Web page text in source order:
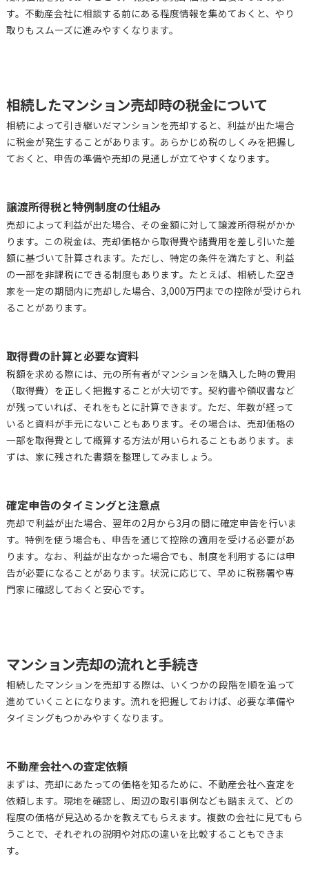
す。不動産会社に相談する前にある程度情報を集めておくと、やり
取りもスムーズに進みやすくなります。
相続したマンション売却時の税金について
相続によって引き継いだマンションを売却すると、利益が出た場合
に税金が発生することがあります。あらかじめ税のしくみを把握し
ておくと、申告の準備や売却の見通しが立てやすくなります。
譲渡所得税と特例制度の仕組み
売却によって利益が出た場合、その金額に対して譲渡所得税がかか
ります。この税金は、売却価格から取得費や諸費用を差し引いた差
額に基づいて計算されます。ただし、特定の条件を満たすと、利益
の一部を非課税にできる制度もあります。たとえば、相続した空き
家を一定の期間内に売却した場合、3,000万円までの控除が受けられ
ることがあります。
取得費の計算と必要な資料
税額を求める際には、元の所有者がマンションを購入した時の費用
（取得費）を正しく把握することが大切です。契約書や領収書など
が残っていれば、それをもとに計算できます。ただ、年数が経って
いると資料が手元にないこともあります。その場合は、売却価格の
一部を取得費として概算する方法が用いられることもあります。ま
ずは、家に残された書類を整理してみましょう。
確定申告のタイミングと注意点
売却で利益が出た場合、翌年の2月から3月の間に確定申告を行いま
す。特例を使う場合も、申告を通じて控除の適用を受ける必要があ
ります。なお、利益が出なかった場合でも、制度を利用するには申
告が必要になることがあります。状況に応じて、早めに税務署や専
門家に確認しておくと安心です。
マンション売却の流れと手続き
相続したマンションを売却する際は、いくつかの段階を順を追って
進めていくことになります。流れを把握しておけば、必要な準備や
タイミングもつかみやすくなります。
不動産会社への査定依頼
まずは、売却にあたっての価格を知るために、不動産会社へ査定を
依頼します。現地を確認し、周辺の取引事例なども踏まえて、どの
程度の価格が見込めるかを教えてもらえます。複数の会社に見てもら
うことで、それぞれの説明や対応の違いを比較することもできま
す。